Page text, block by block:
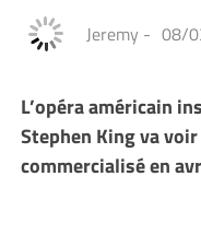
Jeremy - 08/
L’opéra américain
Stephen King va
commercialisé en